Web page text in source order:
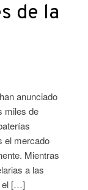
de la
anunciado
miles de
el mercado
Mientras
a las
el […]